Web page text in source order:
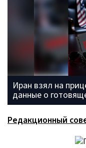
Иран взял на
данные о
Редакционный